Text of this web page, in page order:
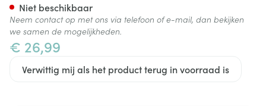
€ 26,99
Verwittig mij als het product terug in voorraad is
Niet beschikbaar
Neem contact op met ons via telefoon of e-mail, dan bekijken
we samen de mogelijkheden.